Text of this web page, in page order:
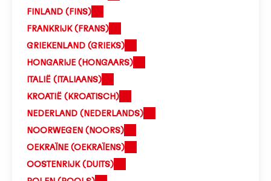
FINLAND (FINS)
FRANKRIJK (FRANS)
GRIEKENLAND (GRIEKS)
HONGARIJE (HONGAARS)
ITALIË (ITALIAANS)
KROATIË (KROATISCH)
NEDERLAND (NEDERLANDS)
NOORWEGEN (NOORS)
OEKRAÏNE (OEKRAÏENS)
OOSTENRIJK (DUITS)